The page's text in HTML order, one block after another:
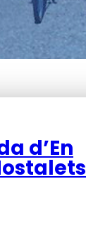
d’En